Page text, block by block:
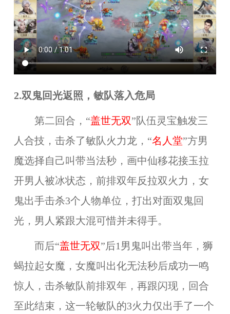
2.双鬼回光返照，敏队落入危局
第二回合，“盖世无双”队伍灵宝触发三
人合技，击杀了敏队火力龙，“名人堂”方男
魔选择自己叫带当法秒，画中仙移花接玉拉
开男人被冰状态，前排双年反拉双火力，女
鬼出手击杀3个人物单位，打出对面双鬼回
光，男人紧跟大混可惜并未得手。
而后“盖世无双”后1男鬼叫出带当年，狮
蝎拉起女魔，女魔叫出化无法秒后成功一鸣
惊人，击杀敏队前排双年，再跟闪现，回合
至此结束，这一轮敏队的3火力仅出手了一个